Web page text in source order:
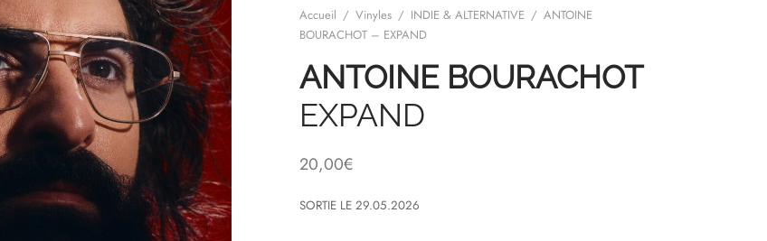
Accueil / Vinyles / INDIE & ALTERNATIVE / ANTOINE
BOURACHOT – EXPAND
ANTOINE BOURACHOT
EXPAND
20,00€
SORTIE LE 29.05.2026